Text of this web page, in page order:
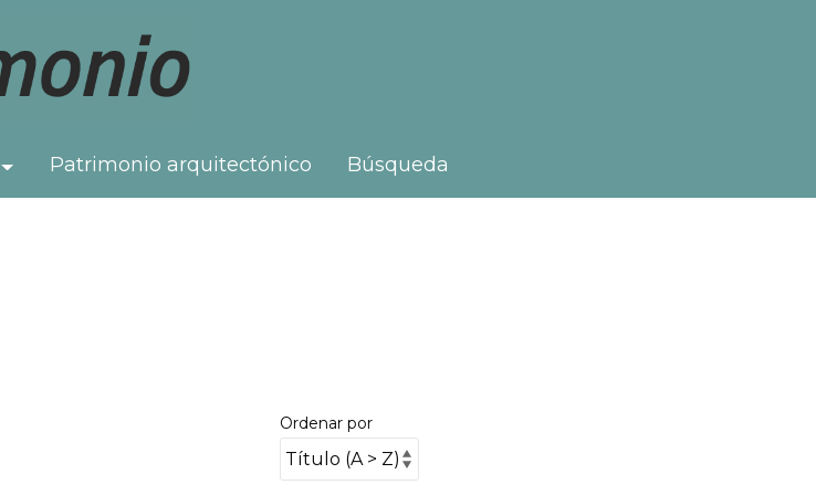
Toggle Dropdown
Patrimonio arquitectónico Búsqueda
Ordenar por